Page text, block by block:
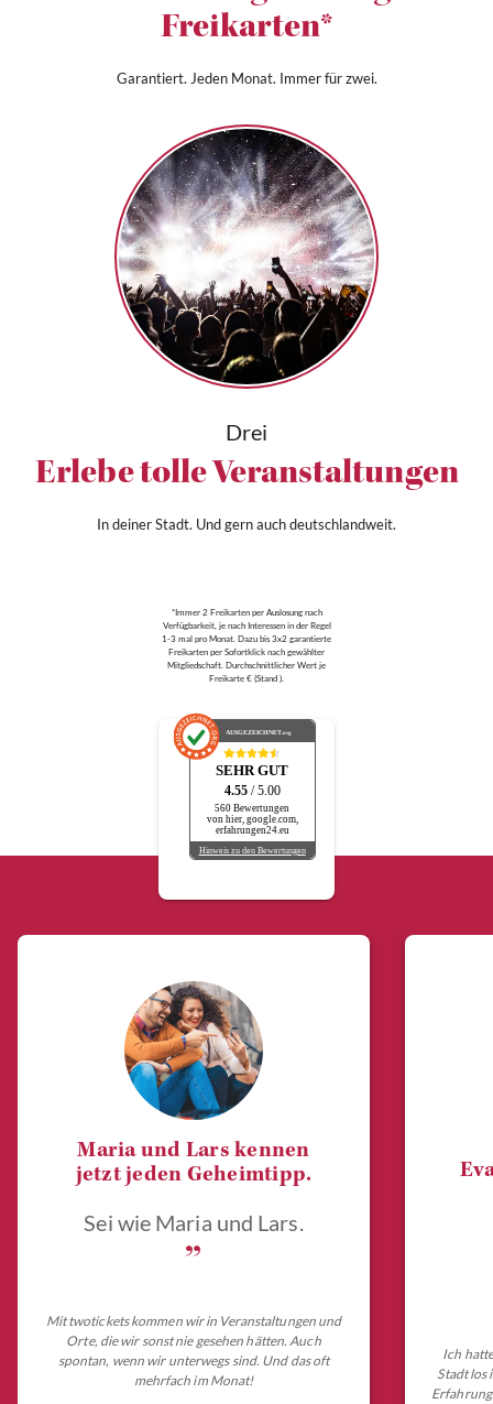
Freikarten*
Garantiert. Jeden Monat. Immer für zwei.
Drei
Erlebe tolle Veranstaltungen
In deiner Stadt. Und gern auch deutschlandweit.
*Immer 2 Freikarten per Auslosung nach
Verfügbarkeit, je nach Interessen in der Regel
1-3 mal pro Monat. Dazu bis 3x2 garantierte
Freikarten per Sofortklick nach gewählter
Mitgliedschaft. Durchschnittlicher Wert je
Freikarte € (Stand ).
AUSGEZEICHNET.org
SEHR GUT
4.55 / 5.00
560 Bewertungen
von hier, google.com,
erfahrungen24.eu
Hinweis zu den Bewertungen
Maria und Lars kennen
jetzt jeden Geheimtipp.
Sei wie Maria und Lars.
„
Mit twotickets kommen wir in Veranstaltungen und
Orte, die wir sonst nie gesehen hätten. Auch
spontan, wenn wir unterwegs sind. Und das oft
mehrfach im Monat!
Ich
Stadt los